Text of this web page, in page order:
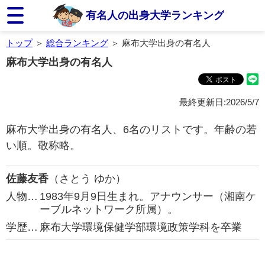
有名人の出身大学ランキング
トップ＞ 総合ランキング ＞ 麻布大学出身の有名人
麻布大学出身の有名人
最終更新日:2026/5/7
麻布大学出身の有名人、6名のリストです。年齢の若
い順。敬称略。
佐藤友香 （さとう ゆか）
人物… 1983年9月9日生まれ。アナウンサー（湘南ケ
ーブルネットワーク所属）。
学歴… 麻布大学環境保健学部環境政策学科を卒業